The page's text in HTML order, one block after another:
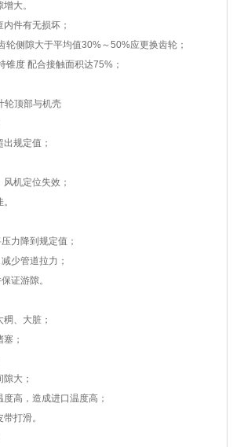
大。
件有无损坏；
侧隙大于平均值30%～50%应更换齿轮；
度 配合接触面积达75%；
顶部与机壳
规定值；
机定位失效；
降到规定值；
少管道拉力；
证游隙。
、大脏；
；
大；
高，造成进口温度高；
打滑。